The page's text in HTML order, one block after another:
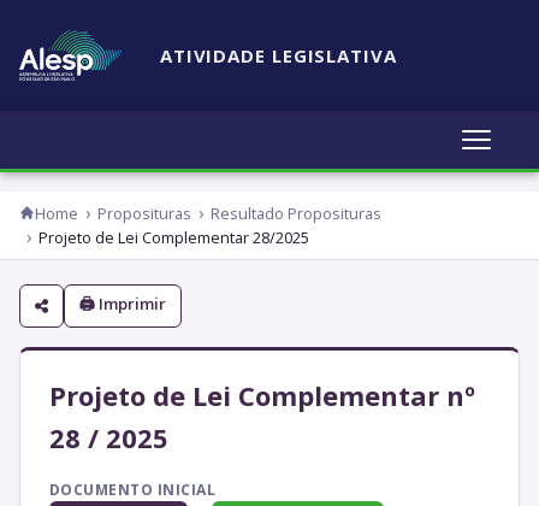
ATIVIDADE LEGISLATIVA
Home Proposituras
Resultado Proposituras
Projeto de Lei Complementar 28/2025
🖨 Imprimir
Projeto de Lei Complementar nº
28 / 2025
DOCUMENTO INICIAL